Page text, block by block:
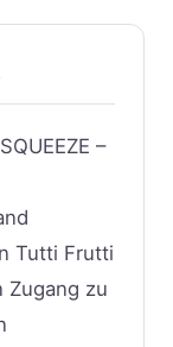
–
Tutti Frutti
Zugang zu